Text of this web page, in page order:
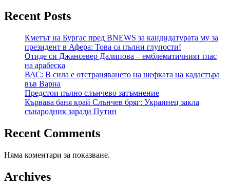
Recent Posts
Кметът на Бургас пред BNEWS за кандидатурата му за
президент в Афера: Това са пълни глупости!
Отиде си Джансевер Далипова – емблематичният глас
на арабеска
ВАС: В сила е отстраняването на шефката на кадастъра
във Варна
Предстои пълно слънчево затъмнение
Кървава баня край Слънчев бряг: Украинец закла
сънародник заради Путин
Recent Comments
Няма коментари за показване.
Archives